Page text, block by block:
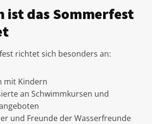
ist das Sommerfest
richtet sich besonders an:
mit Kindern
an Schwimmkursen und
und Freunde der Wasserfreunde